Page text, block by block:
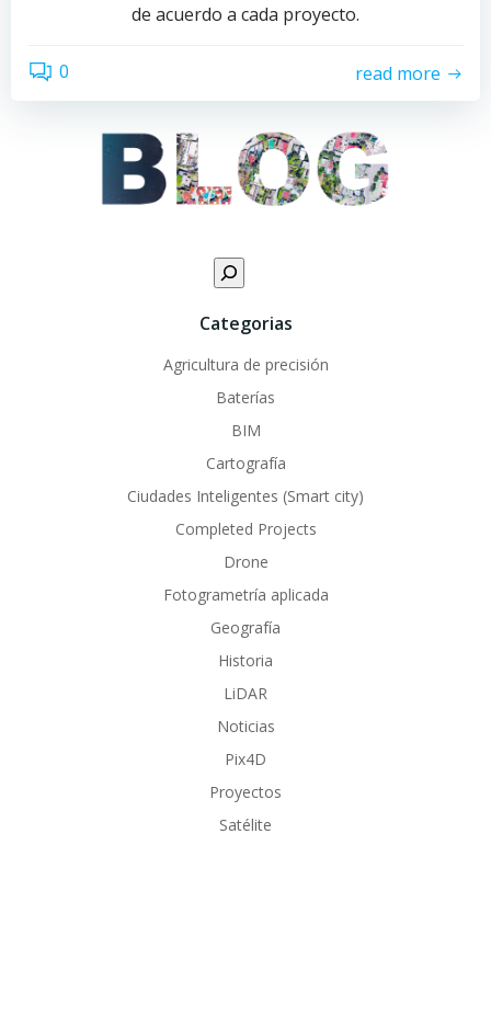
de acuerdo a cada proyecto.
0 read more
s
a
r
Categorias
Agricultura de precisión
Baterías
BIM
Cartografía
Ciudades Inteligentes (Smart city)
Completed Projects
Drone
Fotogrametría aplicada
Geografía
Historia
LiDAR
Noticias
Pix4D
Proyectos
Satélite